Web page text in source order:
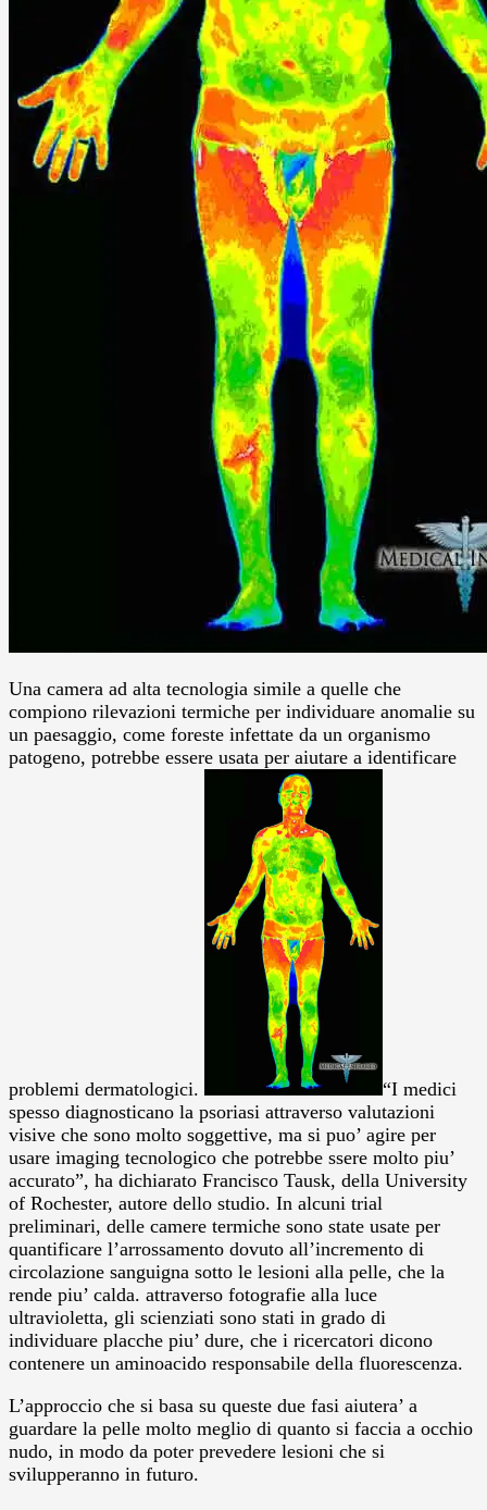
Una camera ad alta tecnologia simile a quelle che
compiono rilevazioni termiche per individuare anomalie su
un paesaggio, come foreste infettate da un organismo
patogeno, potrebbe essere usata per aiutare a identificare
problemi dermatologici.
“I medici
spesso diagnosticano la psoriasi attraverso valutazioni
visive che sono molto soggettive, ma si puo’ agire per
usare imaging tecnologico che potrebbe ssere molto piu’
accurato”, ha dichiarato Francisco Tausk, della University
of Rochester, autore dello studio. In alcuni trial
preliminari, delle camere termiche sono state usate per
quantificare l’arrossamento dovuto all’incremento di
circolazione sanguigna sotto le lesioni alla pelle, che la
rende piu’ calda. attraverso fotografie alla luce
ultravioletta, gli scienziati sono stati in grado di
individuare placche piu’ dure, che i ricercatori dicono
contenere un aminoacido responsabile della fluorescenza.
L’approccio che si basa su queste due fasi aiutera’ a
guardare la pelle molto meglio di quanto si faccia a occhio
nudo, in modo da poter prevedere lesioni che si
svilupperanno in futuro.